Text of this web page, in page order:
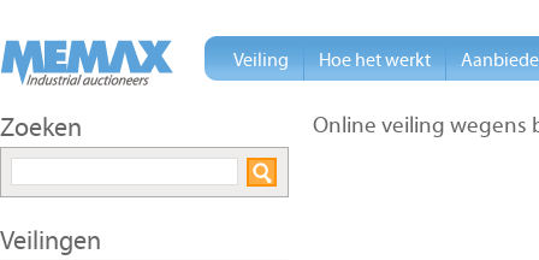
Online veiling
Zoeken
Veilingen
Veiling Hoe het werkt